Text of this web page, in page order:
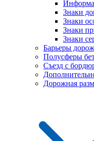
Знаки
Знаки
Знаки
Знаки
Барьеры
Полусферы
Съезд с
Дорожная